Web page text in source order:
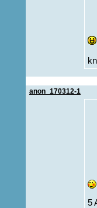
anon_170312-1
5